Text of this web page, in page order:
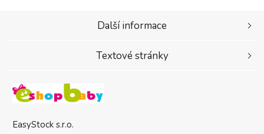
EasyStock s.r.o.
Další informace
Textové stránky